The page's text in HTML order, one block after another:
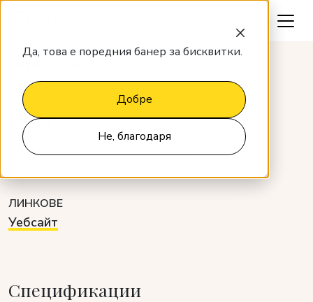
Да, това е поредния банер за бисквитки.
Добре
Не, благодаря
Pxier
КАТЕГОРИЯ РАЗРАБОТЧИК
ЛИНКОВЕ
Уебсайт
Спецификации